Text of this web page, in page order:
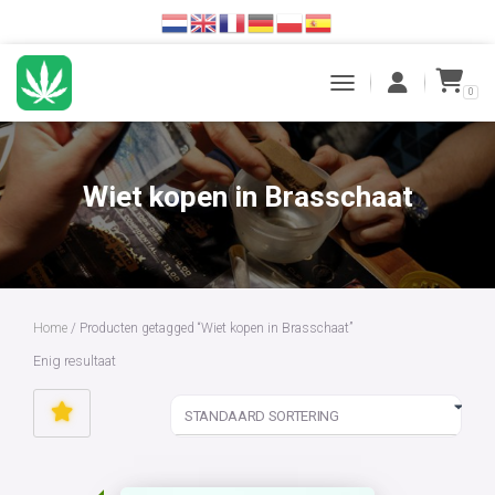
TOGGLE NAVIGATION0
Wiet kopen in Brasschaat
Home / Producten getagged “Wiet kopen in Brasschaat”
Enig resultaat